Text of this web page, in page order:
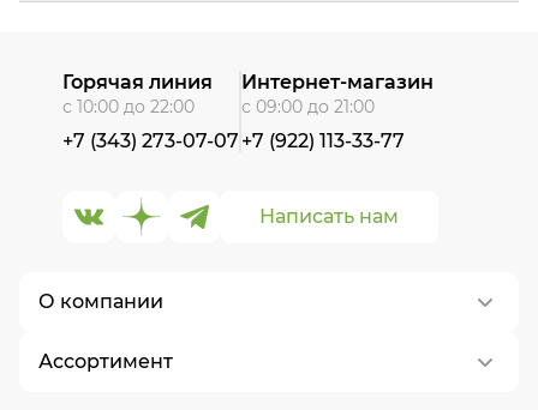
О компании
О нас
Ассортимент
Написать нам
Горячая линия
с 10:00 до 22:00
+7 (343) 273-07-07
Интернет-магазин
с 09:00 до 21:00
+7 (922) 113-33-77